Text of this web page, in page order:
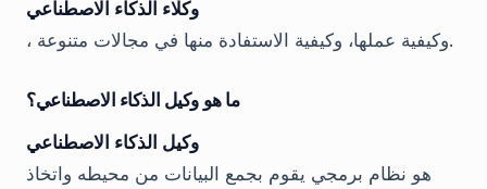
وكلاء الذكاء الاصطناعي
، وكيفية عملها، وكيفية الاستفادة منها في مجالات متنوعة.
ما هو وكيل الذكاء الاصطناعي؟
وكيل الذكاء الاصطناعي
هو نظام برمجي يقوم بجمع البيانات من محيطه واتخاذ